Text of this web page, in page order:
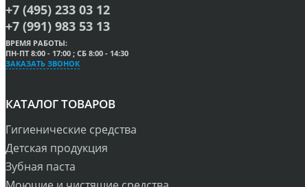
+7 (495) 233 03 12
+7 (991) 983 53 13
ВРЕМЯ РАБОТЫ:
ПН-ПТ 8:00 - 17:00 ; СБ 8:00 - 14:30
ЗАКАЗАТЬ ЗВОНОК
КАТАЛОГ ТОВАРОВ
Гигиенические средства
Детская продукция
Зубная паста